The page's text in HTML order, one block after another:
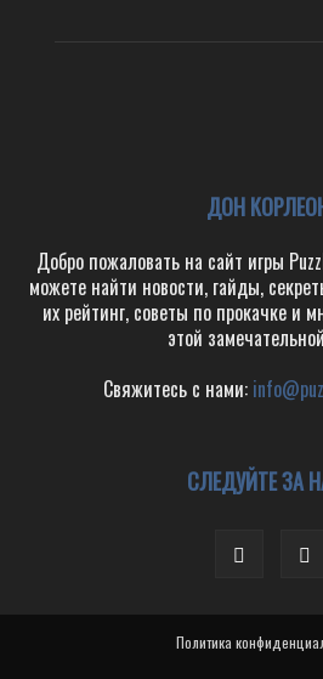
ДОН
Добро пожаловать на сайт игры
можете найти новости, гайды,
их рейтинг, советы по прокачке и
этой
Свяжитесь с нами:
СЛЕДУЙТЕ ЗА
Политика